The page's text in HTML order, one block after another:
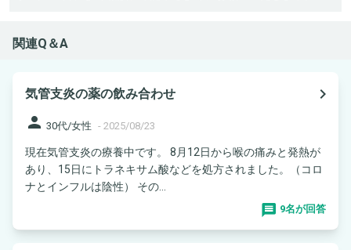
関連Q＆A
気管支炎の薬の飲み合わせ
navigate_next
person 30代/女性 - 2025/08/23
現在気管支炎の療養中です。 8月12日から喉の痛みと発熱が
あり、15日にトラネキサム酸などを処方されました。（コロ
ナとインフルは陰性） その...
9名が回答